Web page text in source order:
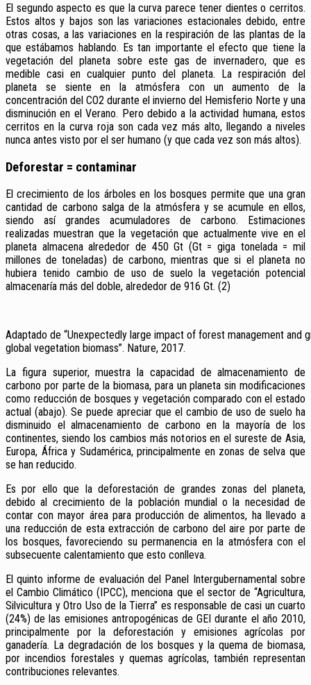
El segundo aspecto es que la curva parece tener dientes o cerritos.
Estos altos y bajos son las variaciones estacionales debido, entre
otras cosas, a las variaciones en la respiración de las plantas de la
que estábamos hablando. Es tan importante el efecto que tiene la
vegetación del planeta sobre este gas de invernadero, que es
medible casi en cualquier punto del planeta. La respiración del
planeta se siente en la atmósfera con un aumento de la
concentración del CO2 durante el invierno del Hemisferio Norte y una
disminución en el Verano. Pero debido a la actividad humana, estos
cerritos en la curva roja son cada vez más alto, llegando a niveles
nunca antes visto por el ser humano (y que cada vez son más altos).
Deforestar = contaminar
El crecimiento de los árboles en los bosques permite que una gran
cantidad de carbono salga de la atmósfera y se acumule en ellos,
siendo así grandes acumuladores de carbono. Estimaciones
realizadas muestran que la vegetación que actualmente vive en el
planeta almacena alrededor de 450 Gt (Gt = giga tonelada = mil
millones de toneladas) de carbono, mientras que si el planeta no
hubiera tenido cambio de uso de suelo la vegetación potencial
almacenaría más del doble, alrededor de 916 Gt. (2)
Adaptado de “Unexpectedly large impact of forest management and
global vegetation biomass”. Nature, 2017.
La figura superior, muestra la capacidad de almacenamiento de
carbono por parte de la biomasa, para un planeta sin modificaciones
como reducción de bosques y vegetación comparado con el estado
actual (abajo). Se puede apreciar que el cambio de uso de suelo ha
disminuido el almacenamiento de carbono en la mayoría de los
continentes, siendo los cambios más notorios en el sureste de Asia,
Europa, África y Sudamérica, principalmente en zonas de selva que
se han reducido.
Es por ello que la deforestación de grandes zonas del planeta,
debido al crecimiento de la población mundial o la necesidad de
contar con mayor área para producción de alimentos, ha llevado a
una reducción de esta extracción de carbono del aire por parte de
los bosques, favoreciendo su permanencia en la atmósfera con el
subsecuente calentamiento que esto conlleva.
El quinto informe de evaluación del Panel Intergubernamental sobre
el Cambio Climático (IPCC), menciona que el sector de “Agricultura,
Silvicultura y Otro Uso de la Tierra” es responsable de casi un cuarto
(24%) de las emisiones antropogénicas de GEI durante el año 2010,
principalmente por la deforestación y emisiones agrícolas por
ganadería. La degradación de los bosques y la quema de biomasa,
por incendios forestales y quemas agrícolas, también representan
contribuciones relevantes.